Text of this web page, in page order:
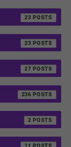
23
23
27
236
2